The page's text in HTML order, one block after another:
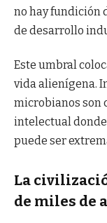
no hay fundición
de desarrollo
Este umbral
vida alienígena.
microbianos son
intelectual
puede ser
La
de miles de